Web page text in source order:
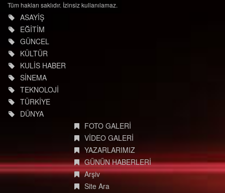
Tüm hakları saklıdır. İzinsiz kullanılamaz.
ASAYİŞ
EĞİTİM
GÜNCEL
KÜLTÜR
KULİS HABER
SİNEMA
TEKNOLOJİ
TÜRKİYE
DÜNYA
FOTO GALERİ
VİDEO GALERİ
YAZARLARIMIZ
GÜNÜN HABERLERİ
Arşiv
Site Ara